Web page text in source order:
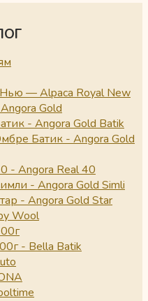
— Alpaca Royal New
Gold
- Angora Gold Batik
Батик - Angora Gold
- Angora Real 40
- Angora Gold Simli
- Angora Gold Star
Wool
- Bella Batik